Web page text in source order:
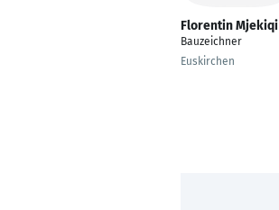
Florentin Mjekiqi
Bauzeichner
Euskirchen